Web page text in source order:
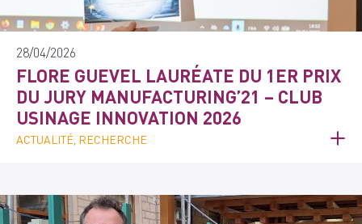
28/04/2026
FLORE GUEVEL LAURÉATE DU 1ER PRIX
DU JURY MANUFACTURING’21 – CLUB
USINAGE INNOVATION 2026
ACTUALITÉ, RECHERCHE